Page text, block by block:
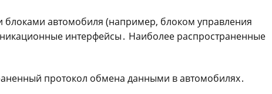
автомобиля (например, блоком управления
интерфейсы․ Наиболее распространенные
протокол обмена данными в автомобилях․